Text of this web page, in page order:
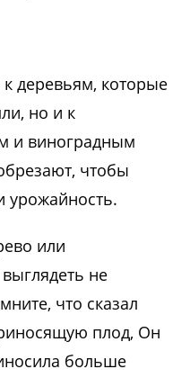
к деревьям, которые
но и к
и виноградным
чтобы
урожайность.
или
не
что сказал
плод, Он
больше